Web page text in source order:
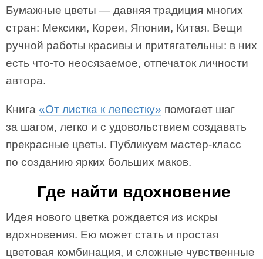
Бумажные цветы — давняя традиция многих
стран: Мексики, Кореи, Японии, Китая. Вещи
ручной работы красивы и притягательны: в них
есть что-то неосязаемое, отпечаток личности
автора.
Книга «От листка к лепестку» помогает шаг
за шагом, легко и с удовольствием создавать
прекрасные цветы. Публикуем мастер-класс
по созданию ярких больших маков.
Где найти вдохновение
Идея нового цветка рождается из искры
вдохновения. Ею может стать и простая
цветовая комбинация, и сложные чувственные